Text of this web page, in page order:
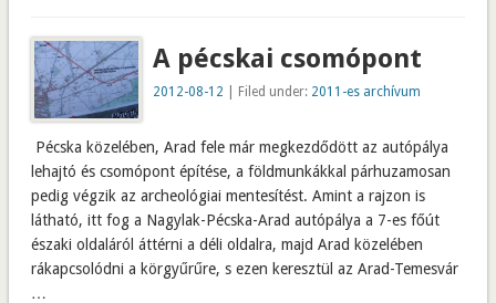
A pécskai csomópont
2012-08-12 | Filed under: 2011-es archívum
Pécska közelében, Arad fele már megkezdődött az autópálya
lehajtó és csomópont építése, a földmunkákkal párhuzamosan
pedig végzik az archeológiai mentesítést. Amint a rajzon is
látható, itt fog a Nagylak-Pécska-Arad autópálya a 7-es főút
északi oldaláról áttérni a déli oldalra, majd Arad közelében
rákapcsolódni a körgyűrűre, s ezen keresztül az Arad-Temesvár
…